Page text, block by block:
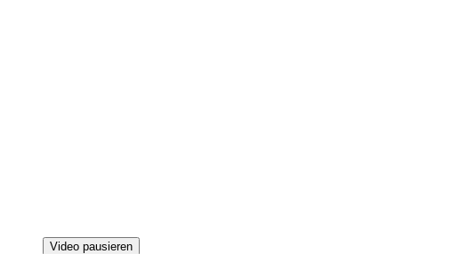
Video pausieren